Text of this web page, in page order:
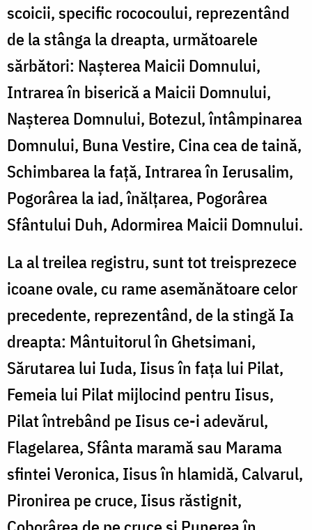
scoicii, specific rococoului, reprezentând
de la stânga la dreapta, următoarele
sărbători: Nașterea Maicii Domnului,
Intrarea în biserică a Maicii Domnului,
Nașterea Domnului, Botezul, întâmpinarea
Domnului, Buna Vestire, Cina cea de taină,
Schimbarea la față, Intrarea în Ierusalim,
Pogorârea la iad, înălțarea, Pogorârea
Sfântului Duh, Adormirea Maicii Domnului.
La al treilea registru, sunt tot treisprezece
icoane ovale, cu rame asemănătoare celor
precedente, reprezentând, de la stingă Ia
dreapta: Mântuitorul în Ghetsimani,
Sărutarea lui Iuda, Iisus în fața lui Pilat,
Femeia lui Pilat mijlocind pentru Iisus,
Pilat întrebând pe Iisus ce-i adevărul,
Flagelarea, Sfânta maramă sau Marama
sfintei Veronica, Iisus în hlamidă, Calvarul,
Pironirea pe cruce, Iisus răstignit,